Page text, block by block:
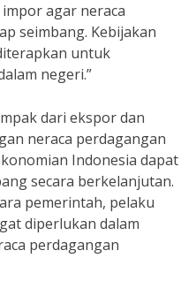
agar neraca
seimbang. Kebijakan
untuk
negeri.”
dari ekspor dan
neraca perdagangan
Indonesia dapat
secara berkelanjutan.
pemerintah, pelaku
diperlukan dalam
perdagangan